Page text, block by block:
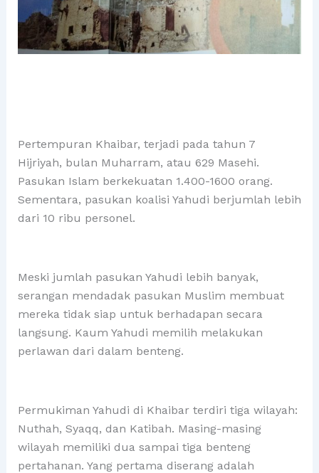
Pertempuran Khaibar, terjadi pada tahun 7
Hijriyah, bulan Muharram, atau 629 Masehi.
Pasukan Islam berkekuatan 1.400-1600 orang.
Sementara, pasukan koalisi Yahudi berjumlah lebih
dari 10 ribu personel.
Meski jumlah pasukan Yahudi lebih banyak,
serangan mendadak pasukan Muslim membuat
mereka tidak siap untuk berhadapan secara
langsung. Kaum Yahudi memilih melakukan
perlawan dari dalam benteng.
Permukiman Yahudi di Khaibar terdiri tiga wilayah:
Nuthah, Syaqq, dan Katibah. Masing-masing
wilayah memiliki dua sampai tiga benteng
pertahanan. Yang pertama diserang adalah